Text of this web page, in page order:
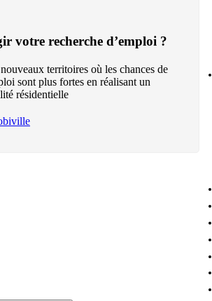
votre recherche d’emploi ?
territoires où les chances de
sont plus fortes en réalisant un
résidentielle